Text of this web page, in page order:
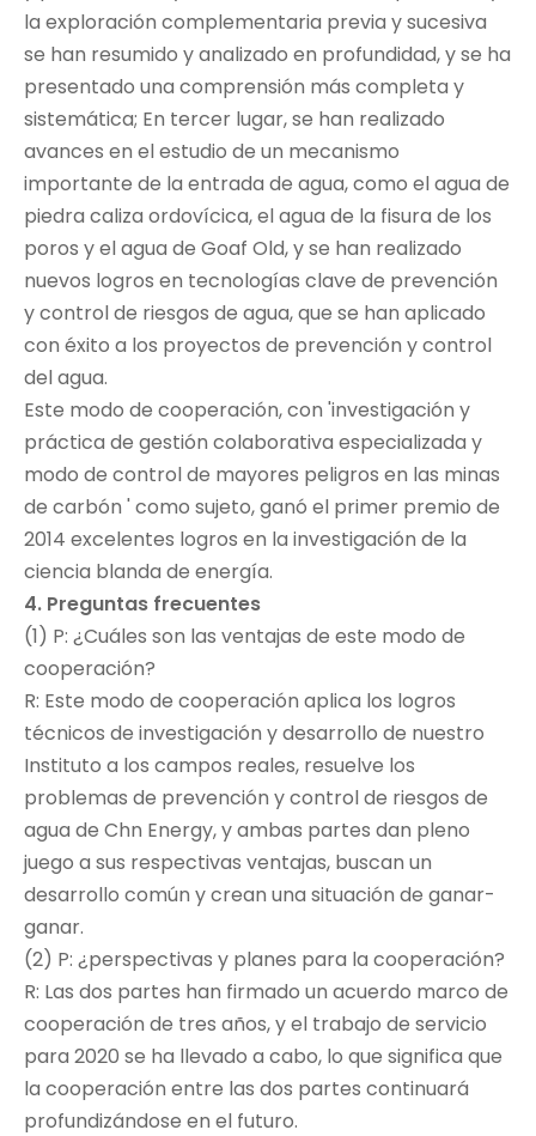
la exploración complementaria previa y sucesiva
se han resumido y analizado en profundidad, y se ha
presentado una comprensión más completa y
sistemática; En tercer lugar, se han realizado
avances en el estudio de un mecanismo
importante de la entrada de agua, como el agua de
piedra caliza ordovícica, el agua de la fisura de los
poros y el agua de Goaf Old, y se han realizado
nuevos logros en tecnologías clave de prevención
y control de riesgos de agua, que se han aplicado
con éxito a los proyectos de prevención y control
del agua.
Este modo de cooperación, con 'investigación y
práctica de gestión colaborativa especializada y
modo de control de mayores peligros en las minas
de carbón ' como sujeto, ganó el primer premio de
2014 excelentes logros en la investigación de la
ciencia blanda de energía.
4. Preguntas frecuentes
(1) P: ¿Cuáles son las ventajas de este modo de
cooperación?
R: Este modo de cooperación aplica los logros
técnicos de investigación y desarrollo de nuestro
Instituto a los campos reales, resuelve los
problemas de prevención y control de riesgos de
agua de Chn Energy, y ambas partes dan pleno
juego a sus respectivas ventajas, buscan un
desarrollo común y crean una situación de ganar-
ganar.
(2) P: ¿perspectivas y planes para la cooperación?
R: Las dos partes han firmado un acuerdo marco de
cooperación de tres años, y el trabajo de servicio
para 2020 se ha llevado a cabo, lo que significa que
la cooperación entre las dos partes continuará
profundizándose en el futuro.